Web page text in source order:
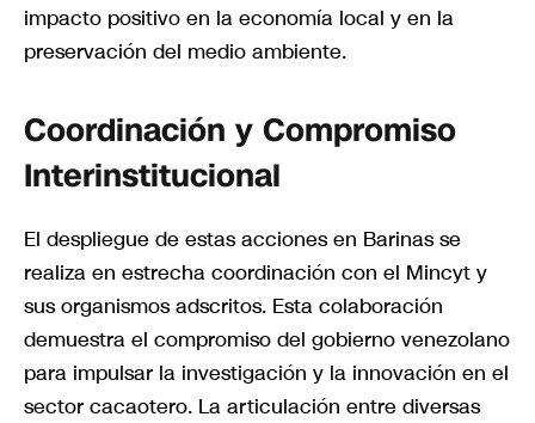
impacto positivo en la economía local y en la
preservación del medio ambiente.
Coordinación y Compromiso
Interinstitucional
El despliegue de estas acciones en Barinas se
realiza en estrecha coordinación con el Mincyt y
sus organismos adscritos. Esta colaboración
demuestra el compromiso del gobierno venezolano
para impulsar la investigación y la innovación en el
sector cacaotero. La articulación entre diversas